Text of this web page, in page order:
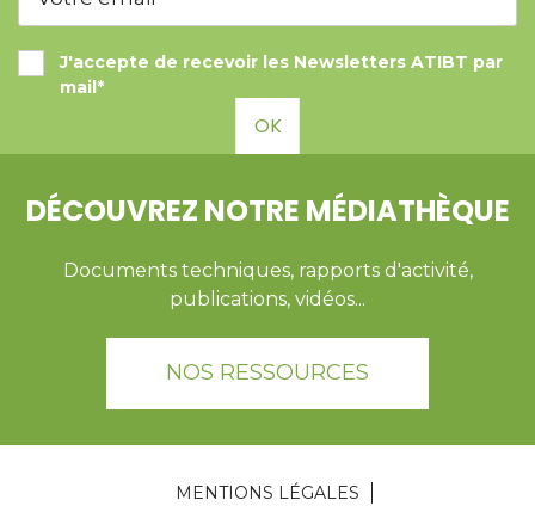
J'accepte de recevoir les Newsletters ATIBT par
mail*
OK
DÉCOUVREZ NOTRE MÉDIATHÈQUE
Documents techniques, rapports d'activité,
publications, vidéos...
NOS RESSOURCES
MENTIONS LÉGALES